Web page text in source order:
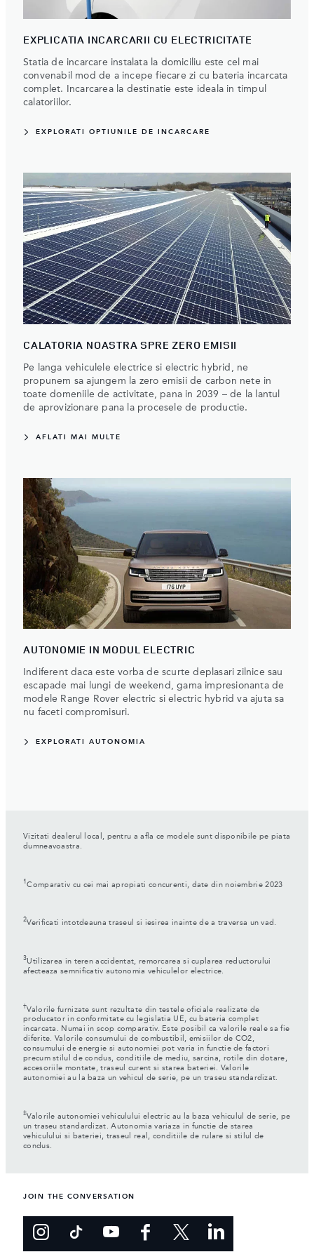
EXPLICATIA INCARCARII CU ELECTRICITATE
Statia de incarcare instalata la domiciliu este cel mai
convenabil mod de a incepe fiecare zi cu bateria incarcata
complet. Incarcarea la destinatie este ideala in timpul
calatoriilor.
EXPLORATI OPTIUNILE DE INCARCARE
CALATORIA NOASTRA SPRE ZERO EMISII
Pe langa vehiculele electrice si electric hybrid, ne
propunem sa ajungem la zero emisii de carbon nete in
toate domeniile de activitate, pana in 2039 – de la lantul
de aprovizionare pana la procesele de productie.
AFLATI MAI MULTE
AUTONOMIE IN MODUL ELECTRIC
Indiferent daca este vorba de scurte deplasari zilnice sau
escapade mai lungi de weekend, gama impresionanta de
modele Range Rover electric si electric hybrid va ajuta sa
nu faceti compromisuri.
EXPLORATI AUTONOMIA
Vizitati dealerul local, pentru a afla ce modele sunt disponibile pe piata
dumneavoastra.
1 Comparativ cu cei mai apropiati concurenti, date din noiembrie 2023
2Verificati intotdeauna traseul si iesirea inainte de a traversa un vad.
3Utilizarea in teren accidentat, remorcarea si cuplarea reductorului
afecteaza semnificativ autonomia vehiculelor electrice.
†Valorile furnizate sunt rezultate din testele oficiale realizate de
producator in conformitate cu legislatia UE, cu bateria complet
incarcata. Numai in scop comparativ. Este posibil ca valorile reale sa fie
diferite. Valorile consumului de combustibil, emisiilor de CO2,
consumului de energie si autonomiei pot varia in functie de factori
precum stilul de condus, conditiile de mediu, sarcina, rotile din dotare,
accesoriile montate, traseul curent si starea bateriei. Valorile
autonomiei au la baza un vehicul de serie, pe un traseu standardizat.
‡Valorile autonomiei vehiculului electric au la baza vehiculul de serie, pe
un traseu standardizat. Autonomia variaza in functie de starea
vehiculului si bateriei, traseul real, conditiile de rulare si stilul de
condus.
JOIN THE CONVERSATION